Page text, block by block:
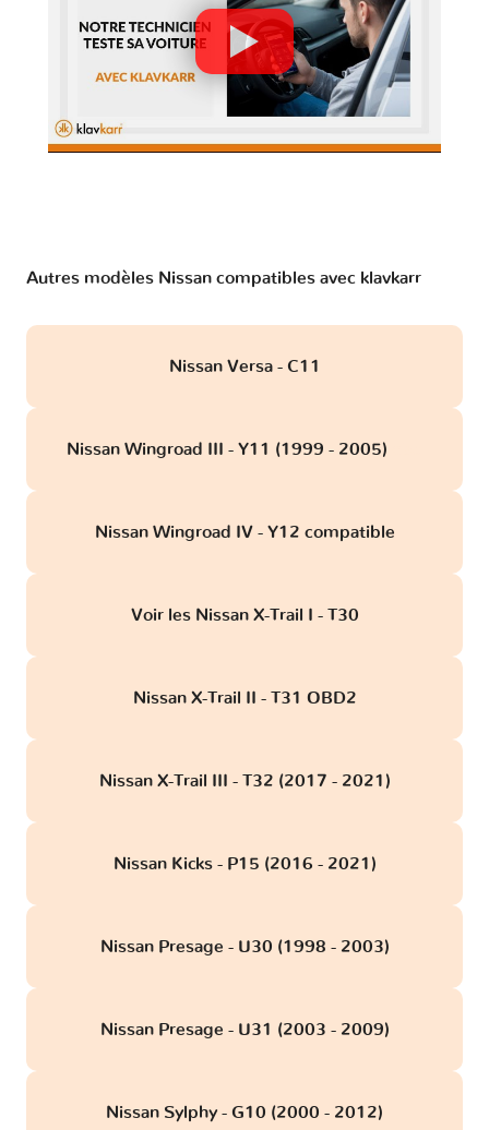
Autres modèles Nissan compatibles avec klavkarr
Nissan Versa - C11
Nissan Wingroad III - Y11 (1999 - 2005)
Nissan Wingroad IV - Y12 compatible
Voir les Nissan X-Trail I - T30
Nissan X-Trail II - T31 OBD2
Nissan X-Trail III - T32 (2017 - 2021)
Nissan Kicks - P15 (2016 - 2021)
Nissan Presage - U30 (1998 - 2003)
Nissan Presage - U31 (2003 - 2009)
Nissan Sylphy - G10 (2000 - 2012)